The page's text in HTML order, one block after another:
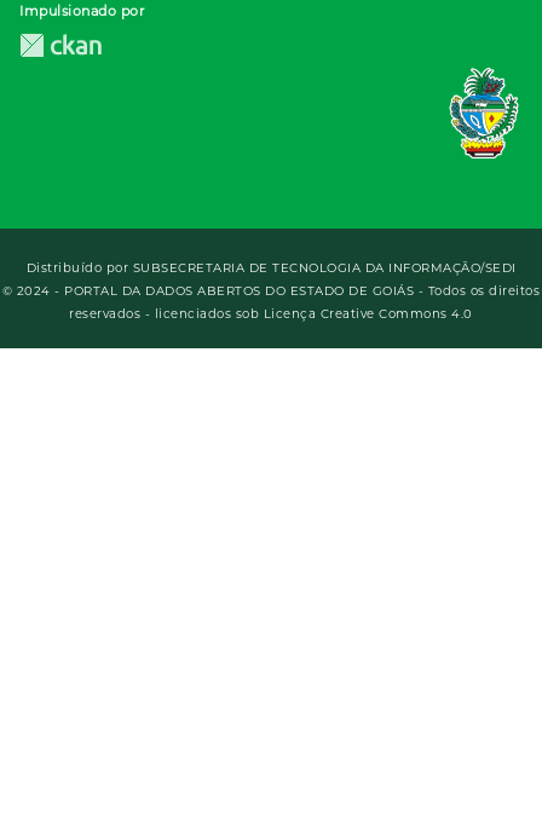
Impulsionado por
Distribuído por SUBSECRETARIA DE TECNOLOGIA DA INFORMAÇÃO/SEDI
© 2024 - PORTAL DA DADOS ABERTOS DO ESTADO DE GOIÁS - Todos os direitos
reservados - licenciados sob Licença Creative Commons 4.0